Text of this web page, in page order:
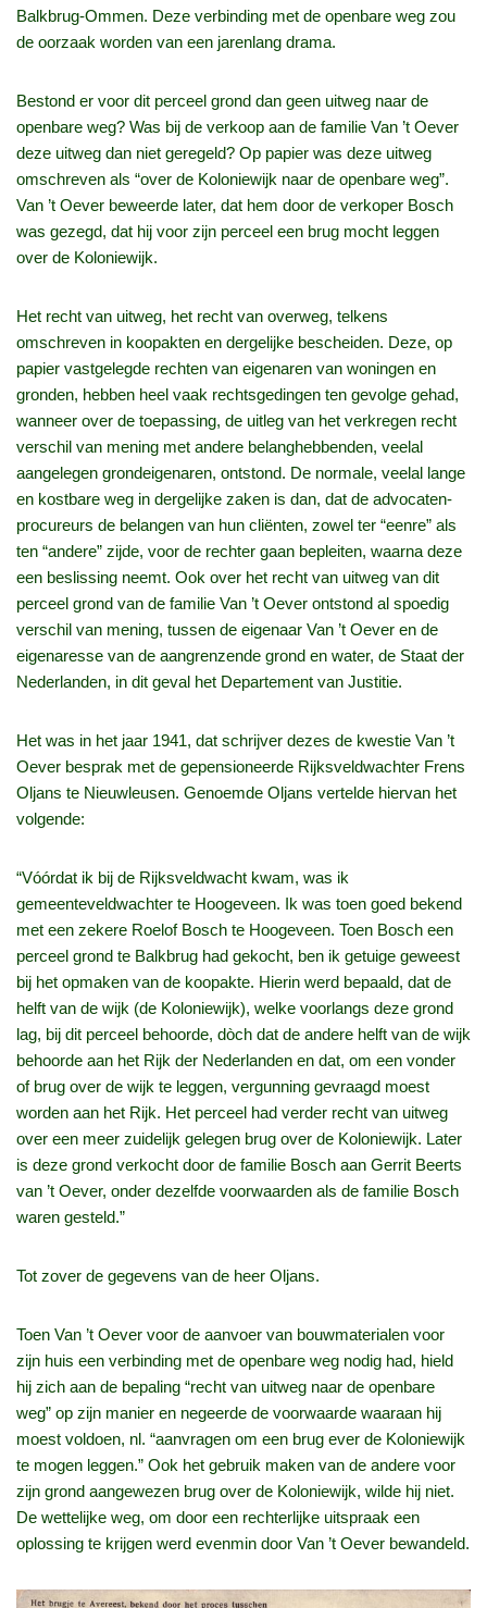
Balkbrug-Ommen. Deze verbinding met de openbare weg zou
de oorzaak worden van een jarenlang drama.
Bestond er voor dit perceel grond dan geen uitweg naar de
openbare weg? Was bij de verkoop aan de familie Van ’t Oever
deze uitweg dan niet geregeld? Op papier was deze uitweg
omschreven als “over de Koloniewijk naar de openbare weg”.
Van ’t Oever beweerde later, dat hem door de verkoper Bosch
was gezegd, dat hij voor zijn perceel een brug mocht leggen
over de Koloniewijk.
Het recht van uitweg, het recht van overweg, telkens
omschreven in koopakten en dergelijke bescheiden. Deze, op
papier vastgelegde rechten van eigenaren van woningen en
gronden, hebben heel vaak rechtsgedingen ten gevolge gehad,
wanneer over de toepassing, de uitleg van het verkregen recht
verschil van mening met andere belanghebbenden, veelal
aangelegen grondeigenaren, ontstond. De normale, veelal lange
en kostbare weg in dergelijke zaken is dan, dat de advocaten-
procureurs de belangen van hun cliënten, zowel ter “eenre” als
ten “andere” zijde, voor de rechter gaan bepleiten, waarna deze
een beslissing neemt. Ook over het recht van uitweg van dit
perceel grond van de familie Van ’t Oever ontstond al spoedig
verschil van mening, tussen de eigenaar Van ’t Oever en de
eigenaresse van de aangrenzende grond en water, de Staat der
Nederlanden, in dit geval het Departement van Justitie.
Het was in het jaar 1941, dat schrijver dezes de kwestie Van ’t
Oever besprak met de gepensioneerde Rijksveldwachter Frens
Oljans te Nieuwleusen. Genoemde Oljans vertelde hiervan het
volgende:
“Vóórdat ik bij de Rijksveldwacht kwam, was ik
gemeenteveldwachter te Hoogeveen. Ik was toen goed bekend
met een zekere Roelof Bosch te Hoogeveen. Toen Bosch een
perceel grond te Balkbrug had gekocht, ben ik getuige geweest
bij het opmaken van de koopakte. Hierin werd bepaald, dat de
helft van de wijk (de Koloniewijk), welke voorlangs deze grond
lag, bij dit perceel behoorde, dòch dat de andere helft van de wijk
behoorde aan het Rijk der Nederlanden en dat, om een vonder
of brug over de wijk te leggen, vergunning gevraagd moest
worden aan het Rijk. Het perceel had verder recht van uitweg
over een meer zuidelijk gelegen brug over de Koloniewijk. Later
is deze grond verkocht door de familie Bosch aan Gerrit Beerts
van ’t Oever, onder dezelfde voorwaarden als de familie Bosch
waren gesteld.”
Tot zover de gegevens van de heer Oljans.
Toen Van ’t Oever voor de aanvoer van bouwmaterialen voor
zijn huis een verbinding met de openbare weg nodig had, hield
hij zich aan de bepaling “recht van uitweg naar de openbare
weg” op zijn manier en negeerde de voorwaarde waaraan hij
moest voldoen, nl. “aanvragen om een brug ever de Koloniewijk
te mogen leggen.” Ook het gebruik maken van de andere voor
zijn grond aangewezen brug over de Koloniewijk, wilde hij niet.
De wettelijke weg, om door een rechterlijke uitspraak een
oplossing te krijgen werd evenmin door Van ’t Oever bewandeld.